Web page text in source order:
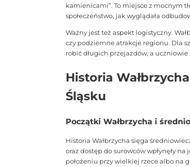
kamienicami”. To miejsce z mocnym
społeczeństwo, jak wyglądała
Ważny jest też aspekt logistyczny.
czy podziemne atrakcje regionu. Dla
robić długich przejazdów, a
Historia
Śląsku
Początki Wałbrzycha i
Historia Wałbrzycha sięga
oraz dostęp do surowców wpłynęły
położeniu przy wielkiej rzece albo na